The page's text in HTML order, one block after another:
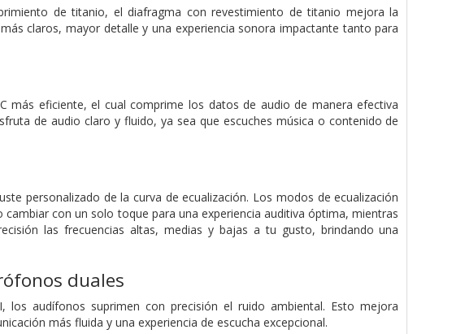
de titanio, el diafragma con revestimiento de titanio mejora la
claros, mayor detalle y una experiencia sonora impactante tanto para
más eficiente, el cual comprime los datos de audio de manera efectiva
de audio claro y fluido, ya sea que escuches música o contenido de
personalizado de la curva de ecualización. Los modos de ecualización
con un solo toque para una experiencia auditiva óptima, mientras
las frecuencias altas, medias y bajas a tu gusto, brindando una
duales
audífonos suprimen con precisión el ruido ambiental. Esto mejora
más fluida y una experiencia de escucha excepcional.